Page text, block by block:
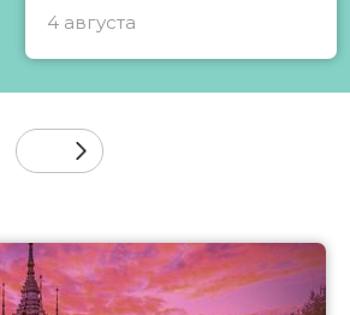
4 августа